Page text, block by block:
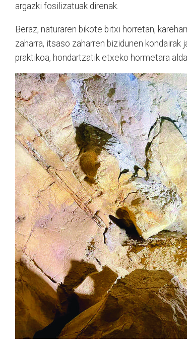
argazki fosilizatuak direnak.
Beraz, naturaren bikote bitxi horretan,
zaharra, itsaso zaharren bizidunen kondairak
praktikoa, hondartzatik etxeko hormetara